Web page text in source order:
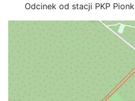
Odcinek od stacji PKP